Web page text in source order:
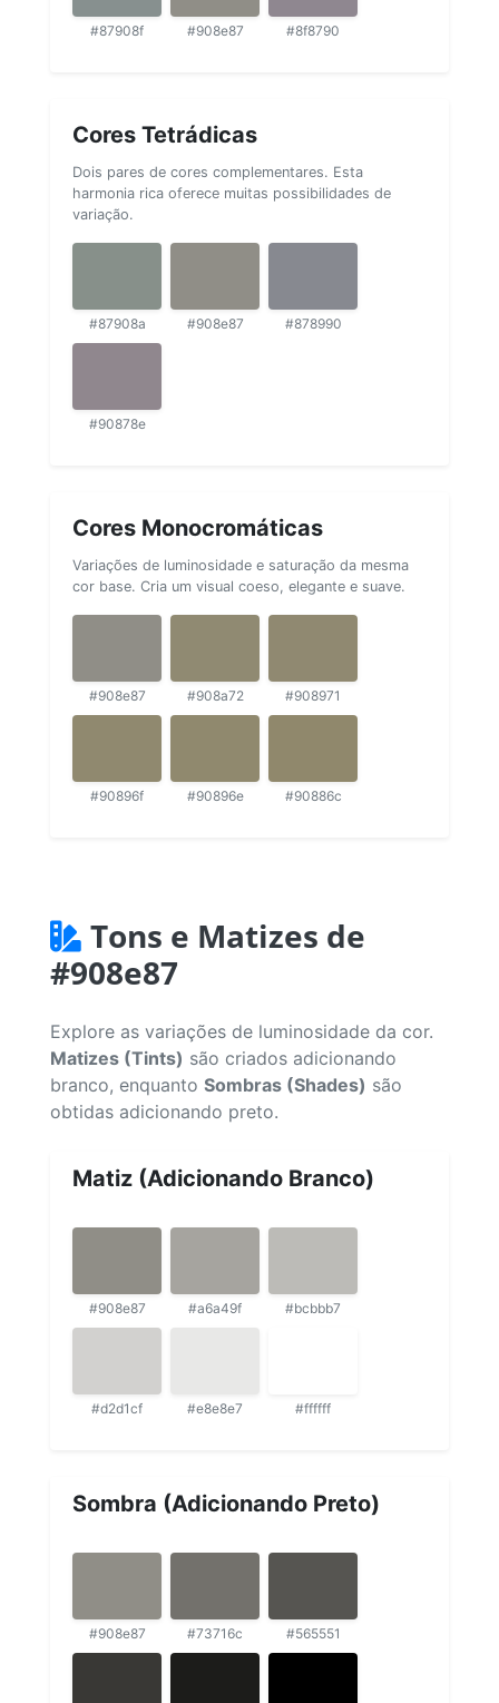
#87908f #908e87 #8f8790
Cores Tetrádicas
Dois pares de cores complementares. Esta
harmonia rica oferece muitas possibilidades de
variação.
#87908a #908e87 #878990
#90878e
Cores Monocromáticas
Variações de luminosidade e saturação da mesma
cor base. Cria um visual coeso, elegante e suave.
#908e87 #908a72 #908971
#90896f #90896e #90886c
Tons e Matizes de
#908e87
Explore as variações de luminosidade da cor.
Matizes (Tints) são criados adicionando
branco, enquanto Sombras (Shades) são
obtidas adicionando preto.
Matiz (Adicionando Branco)
#908e87 #a6a49f #bcbbb7
#d2d1cf #e8e8e7 #ffffff
Sombra (Adicionando Preto)
#908e87 #73716c #565551